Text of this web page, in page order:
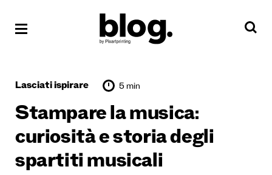
Lasciati ispirare 5 min
Stampare la musica:
curiosità e storia degli
spartiti musicali